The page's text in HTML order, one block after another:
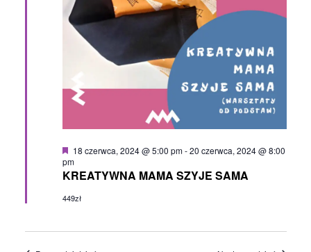
KREATYWNA MAMA SZYJE SAMA
Wyróżnione
18 czerwca, 2024 @ 5:00 pm-20 czerwca, 2024 @ 8:00
pm
449zł